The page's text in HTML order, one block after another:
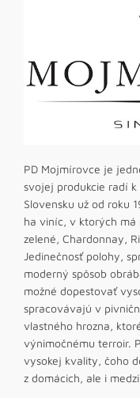
PD Mojmírovce je
svojej produkcie radí
Slovensku už od roku
ha viníc, v ktorých má
zelené, Chardonnay,
Jedinečnosť polohy,
moderný spôsob
možné dopestovať
spracovávajú v
vlastného hrozna,
výnimočnému terroir.
vysokej kvality, čoho
z domácich, ale i